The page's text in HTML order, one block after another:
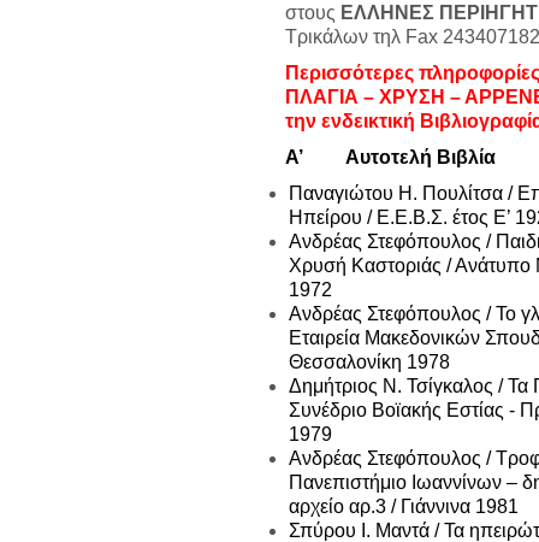
στους ΕΛΛΗΝΕΣ
Τρικάλων τηλ Fax
Περισσότερες
ΠΛΑΓΙΑ – ΧΡΥΣΗ –
την ενδεικτική
Α’ Αυτοτελή Βιβλία
Παναγιώτου Η. Πουλίτσα /
Ηπείρου / Ε.Ε.Β.Σ. έτος Ε’
Ανδρέας Στεφόπουλος /
Χρυσή Καστοριάς / Ανάτυπο
1972
Ανδρέας Στεφόπουλος / Το
Εταιρεία Μακεδονικών
Θεσσαλονίκη 1978
Δημήτριος Ν. Τσίγκαλος /
Συνέδριο Βοϊακής Εστίας -
1979
Ανδρέας Στεφόπουλος /
Πανεπιστήμιο Ιωαννίνων –
αρχείο αρ.3 / Γιάννινα 1981
Σπύρου Ι. Μαντά / Τα